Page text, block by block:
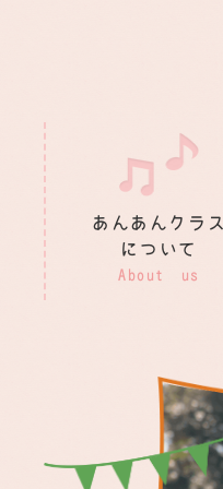
あんあんクラス
について
About us